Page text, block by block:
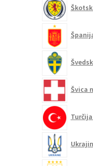
Švica